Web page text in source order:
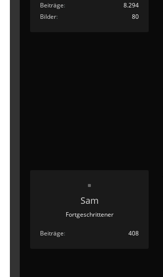
Beiträge
8.294
Bilder
80
Sam
Fortgeschrittener
Beiträge 408